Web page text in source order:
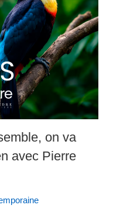
on va
avec Pierre